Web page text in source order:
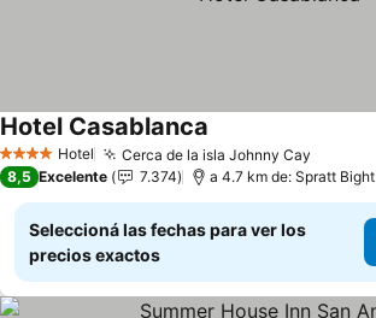
4 EstrellasHotel Cerca de la isla Johnny Cay
Hotel Casablanca
8,5 Excelente 7.374 a 4.7 km de: Spratt Bight
Seleccioná las fechas para ver los
precios exactos